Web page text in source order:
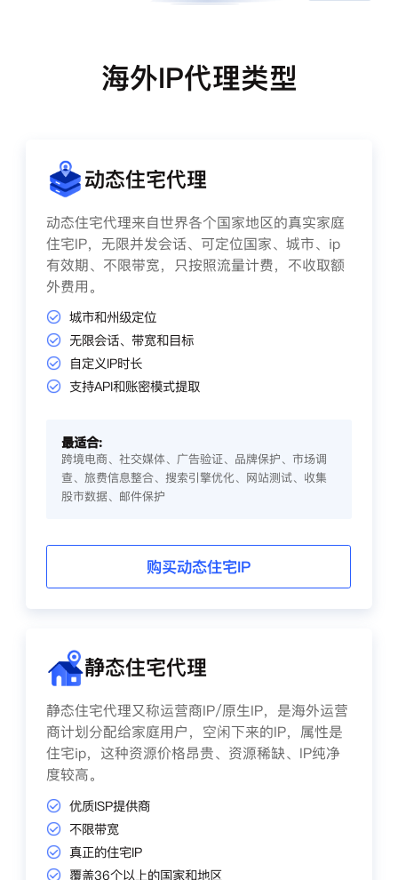
海外IP代理类型
动态住宅代理
动态住宅代理来自世界各个国家地区的真实家庭
住宅IP，无限并发会话、可定位国家、城市、ip
有效期、不限带宽，只按照流量计费，不收取额
外费用。
城市和州级定位
无限会话、带宽和目标
自定义IP时长
支持API和账密模式提取
最适合:
跨境电商、社交媒体、广告验证、品牌保护、市场调
查、旅费信息整合、搜索引擎优化、网站测试、收集
股市数据、邮件保护
购买动态住宅IP
静态住宅代理
静态住宅代理又称运营商IP/原生IP，是海外运营
商计划分配给家庭用户，空闲下来的IP，属性是
住宅ip，这种资源价格昂贵、资源稀缺、IP纯净
度较高。
优质ISP提供商
不限带宽
真正的住宅IP
覆盖36个以上的国家和地区